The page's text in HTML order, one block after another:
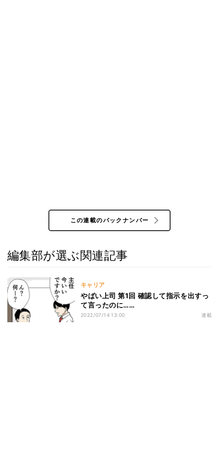
この連載のバックナンバー
編集部が選ぶ関連記事
キャリア
やばい上司 第1回 確認して指示を出すっ
て言ったのに……
2022/07/14 13:00 連載